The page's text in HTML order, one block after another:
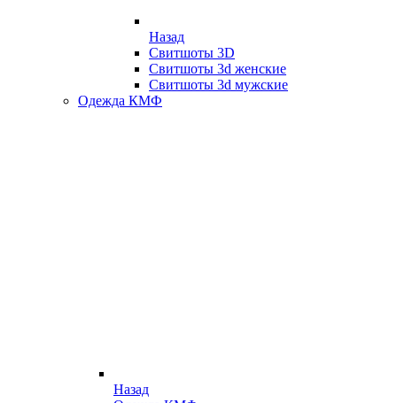
Назад
Свитшоты 3D
Свитшоты 3d женские
Свитшоты 3d мужские
Одежда КМФ
Назад